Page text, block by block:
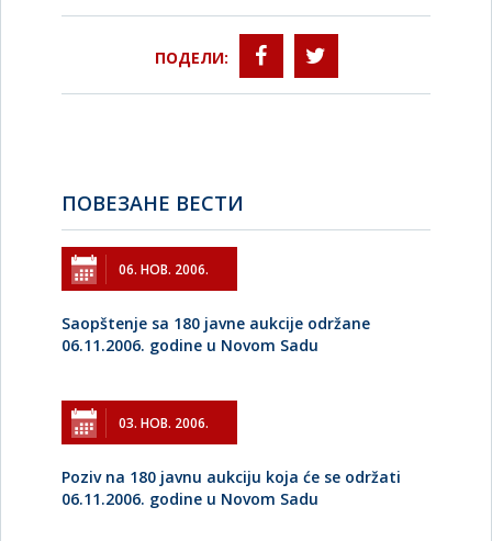
ПОДЕЛИ:
ПОВЕЗАНЕ ВЕСТИ
06. НОВ. 2006.
Saopštenje sa 180 javne aukcije održane
06.11.2006. godine u Novom Sadu
03. НОВ. 2006.
Poziv na 180 javnu aukciju koja će se održati
06.11.2006. godine u Novom Sadu